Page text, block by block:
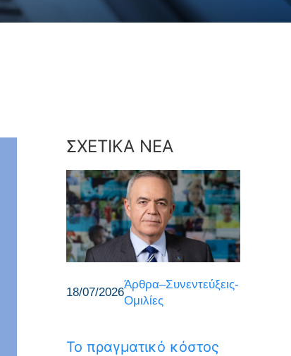
ΣΧΕΤΙΚΑ ΝΕΑ
18/07/2026
Άρθρα–Συνεντεύξεις-
Ομιλίες
Το πραγματικό κόστος